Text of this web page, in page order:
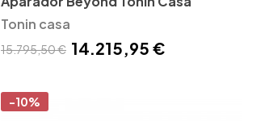
Tonin casa
15.795,50 € 14.215,95 €
-10%